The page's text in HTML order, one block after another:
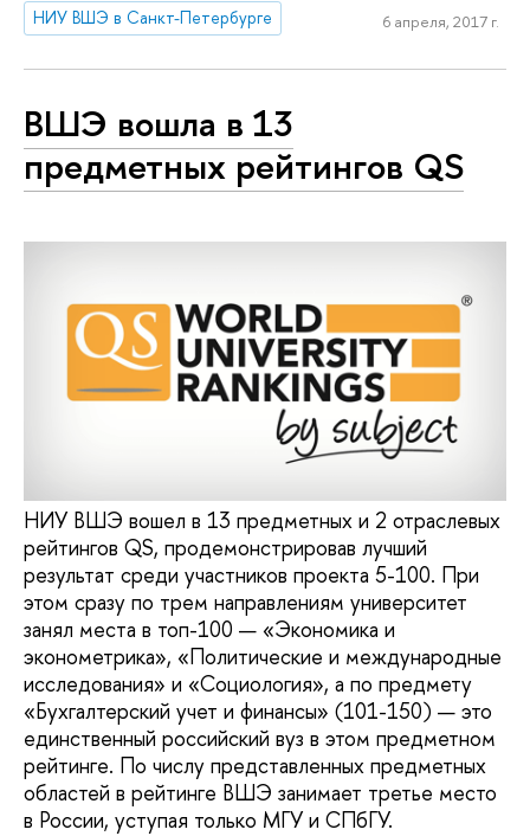
НИУ ВШЭ в Санкт-Петербурге 6 апреля, 2017 г.
ВШЭ вошла в 13
предметных рейтингов QS
НИУ ВШЭ вошел в 13 предметных и 2 отраслевых
рейтингов QS, продемонстрировав лучший
результат среди участников проекта 5-100. При
этом сразу по трем направлениям университет
занял места в топ-100 — «Экономика и
эконометрика», «Политические и международные
исследования» и «Социология», а по предмету
«Бухгалтерский учет и финансы» (101-150) — это
единственный российский вуз в этом предметном
рейтинге. По числу представленных предметных
областей в рейтинге ВШЭ занимает третье место
в России, уступая только МГУ и СПбГУ.